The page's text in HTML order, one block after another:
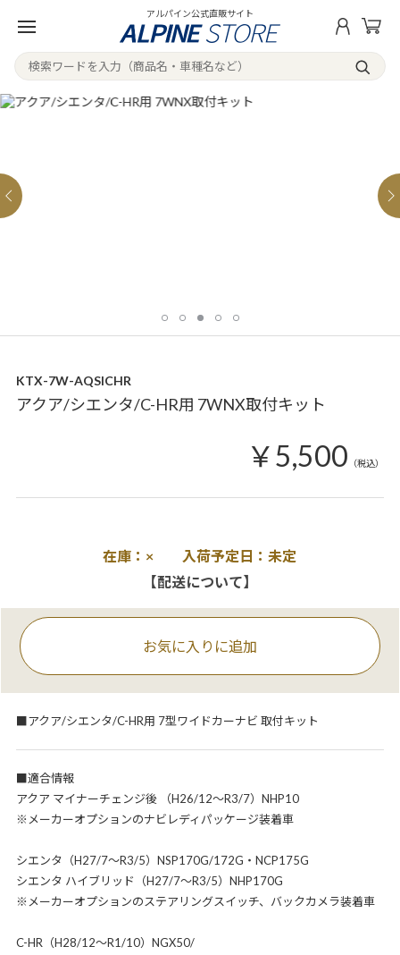
アルパイン公式直販サイト
KTX-7W-AQSICHR
アクア/シエンタ/C-HR用 7WNX取付キット
￥5,500 （税込）
在庫：× 入荷予定日：未定
【配送について】
お気に入りに追加
■アクア/シエンタ/C-HR用 7型ワイドカーナビ 取付キット
■適合情報
アクア マイナーチェンジ後 （H26/12～R3/7）NHP10
※メーカーオプションのナビレディパッケージ装着車
シエンタ（H27/7～R3/5）NSP170G/172G・NCP175G
シエンタ ハイブリッド（H27/7～R3/5）NHP170G
※メーカーオプションのステアリングスイッチ、バックカメラ装着車
C-HR（H28/12～R1/10）NGX50/